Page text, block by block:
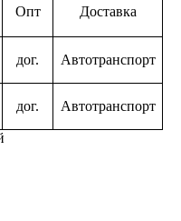
Опт Доставка
дог. Автотранспорт
дог. Автотранспорт